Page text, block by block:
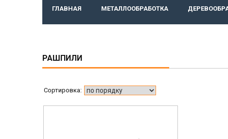
ГЛАВНАЯ МЕТАЛЛООБРАБОТКА
РАШПИЛИ